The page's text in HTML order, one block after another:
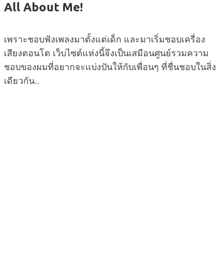
All About Me!
เพราะชอบฟังเพลงมาตั้งแต่เด็ก และมาเริ่มชอบเครื่อง
เสียงตอนโต เว็บไซต์แห่งนี้จึงเป็นเสมือนศูนย์รวมความ
ชอบของผมที่อยากจะแบ่งปันให้กับเพื่อนๆ ที่ชื่นชอบในสิ่ง
เดียวกัน..